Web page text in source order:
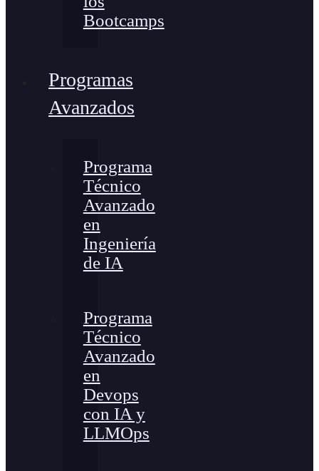
Bootcamps
Programas
Avanzados
Programa
Técnico
Avanzado
en
Ingeniería
de IA
Programa
Técnico
Avanzado
en
Devops
con IA y
LLMOps